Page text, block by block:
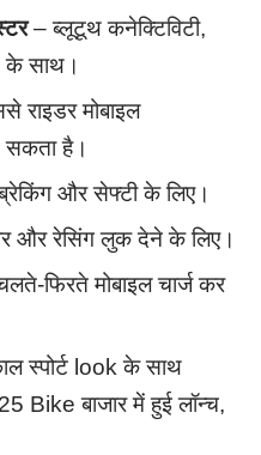
– ब्लूटूथ कनेक्टिविटी,
के साथ।
राइडर मोबाइल
सकता है।
और सेफ्टी के लिए।
और रेसिंग लुक देने के लिए।
फिरते मोबाइल चार्ज कर
स्पोर्ट look के साथ
Bike बाजार में हुई लॉन्च,